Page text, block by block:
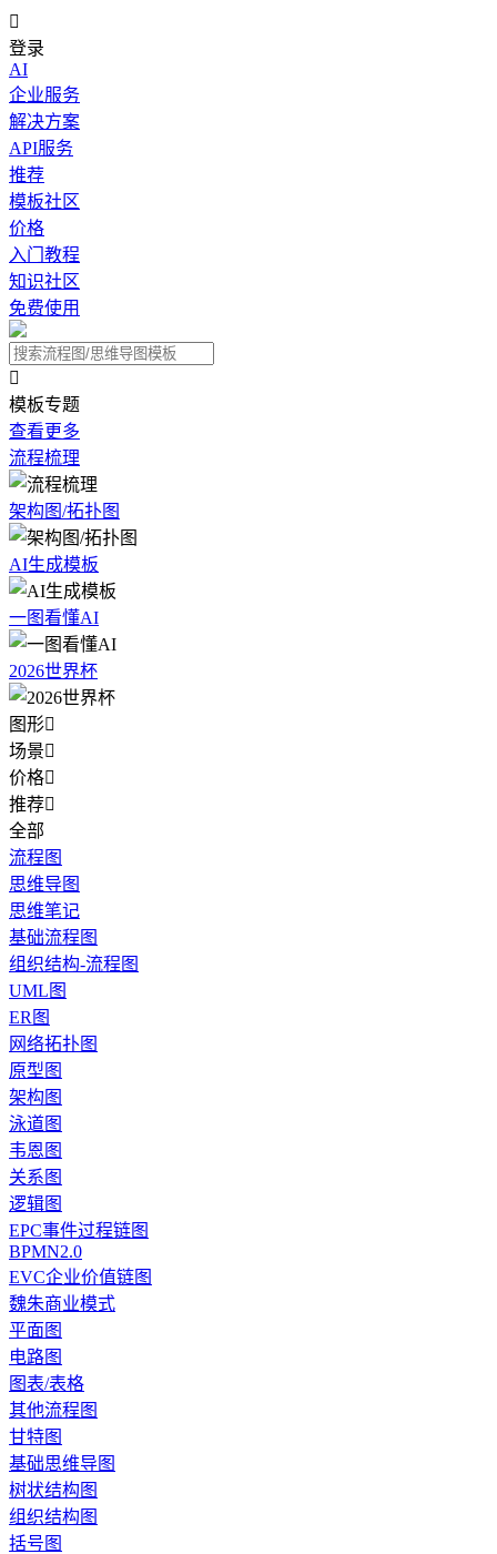

登录
AI
企业服务
解决方案
API服务
推荐
模板社区
价格
入门教程
知识社区
免费使用

模板专题
查看更多
流程梳理
架构图/拓扑图
AI生成模板
一图看懂AI
2026世界杯
图形
场景
价格
推荐
全部
流程图
思维导图
思维笔记
基础流程图
组织结构-流程图
UML图
ER图
网络拓扑图
原型图
架构图
泳道图
韦恩图
关系图
逻辑图
EPC事件过程链图
BPMN2.0
EVC企业价值链图
魏朱商业模式
平面图
电路图
图表/表格
其他流程图
甘特图
基础思维导图
树状结构图
组织结构图
括号图